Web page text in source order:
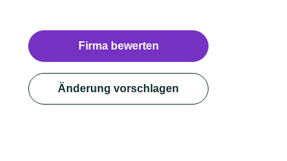
Firma bewerten
Änderung vorschlagen